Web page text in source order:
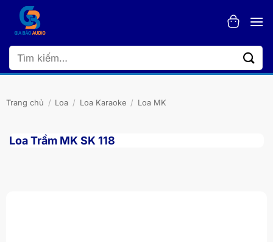
dung
Tìm
kiếm:
Trang chủ / Loa / Loa Karaoke / Loa MK
Loa Trầm MK SK 118